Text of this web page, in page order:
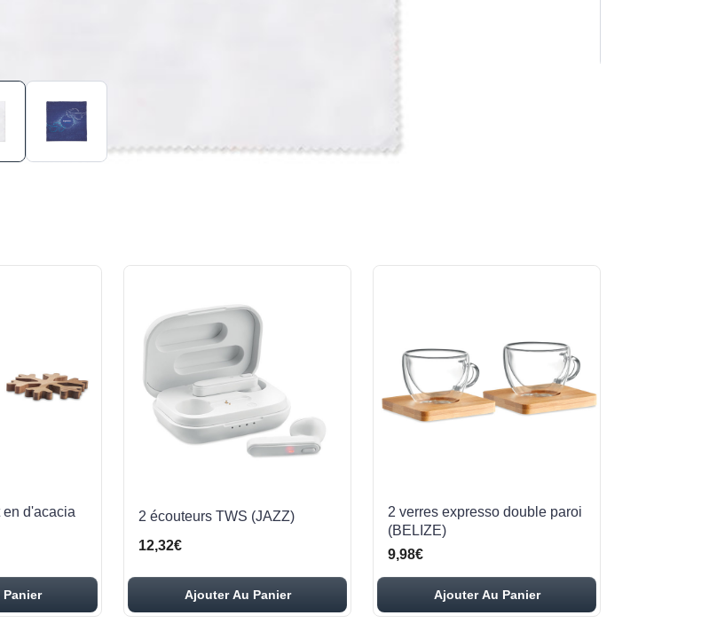
en d'acacia
2 écouteurs TWS (JAZZ)
12,32€
Ajouter Au Panier
2 verres expresso double paroi
(BELIZE)
9,98€
Ajouter Au Panier